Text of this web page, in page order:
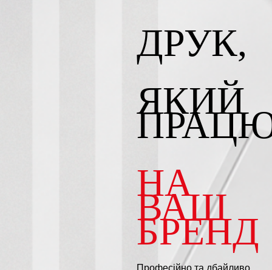
ДРУК,
ЯКИЙ
ПР
НА
ВАШ
БРЕНД
Професійно та дбайливо